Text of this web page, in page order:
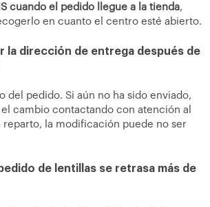
cuando el pedido llegue a la tienda,
en cuanto el centro esté abierto.
la dirección de entrega después de
del pedido. Si aún no ha sido enviado,
cambio contactando con atención al
reparto, la modificación puede no ser
de lentillas se retrasa más de